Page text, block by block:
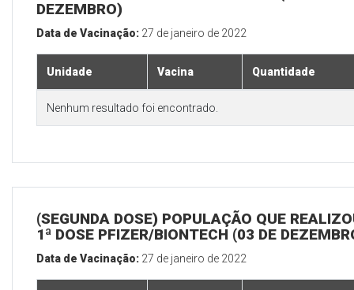
DEZEMBRO)
Data de Vacinação: 27 de janeiro de 2022
Unidade Vacina Quantidade
Nenhum resultado foi encontrado.
(SEGUNDA DOSE) POPULAÇÃO QUE
1ª DOSE PFIZER/BIONTECH (03 DE
Data de Vacinação: 27 de janeiro de 2022